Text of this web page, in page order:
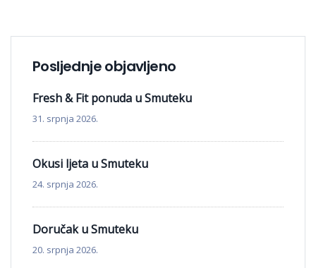
Posljednje objavljeno
Fresh & Fit ponuda u Smuteku
31. srpnja 2026.
Okusi ljeta u Smuteku
24. srpnja 2026.
Doručak u Smuteku
20. srpnja 2026.